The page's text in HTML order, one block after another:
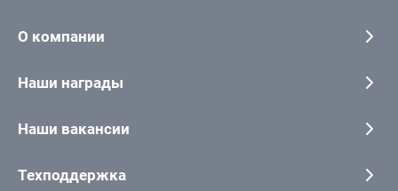
О компании
Наши награды
Наши вакансии
Техподдержка